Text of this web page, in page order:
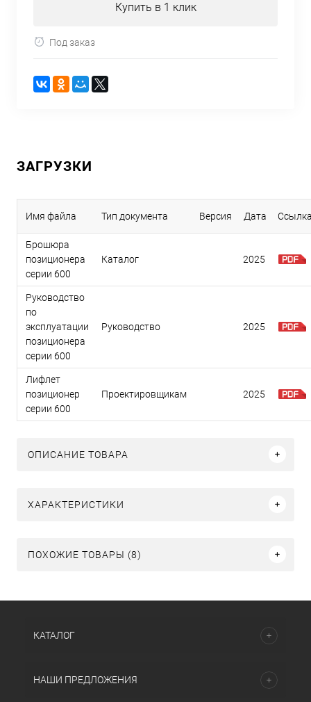
Купить в 1 клик
Под заказ
ЗАГРУЗКИ
Имя файла Тип документа Версия Дата
Брошюра
позиционера
серии 600
Каталог 2025
Руководство
по
эксплуатации
позиционера
серии 600
Руководство 2025
Лифлет
позиционер
серии 600
Проектировщикам 2025
ОПИСАНИЕ ТОВАРА
ХАРАКТЕРИСТИКИ
ПОХОЖИЕ ТОВАРЫ (8)
КАТАЛОГ
НАШИ ПРЕДЛОЖЕНИЯ